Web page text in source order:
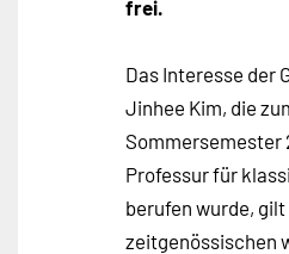
frei.
Das Interesse der
Jinhee Kim, die
Sommersemester
Professur für
berufen wurde,
zeitgenössischen